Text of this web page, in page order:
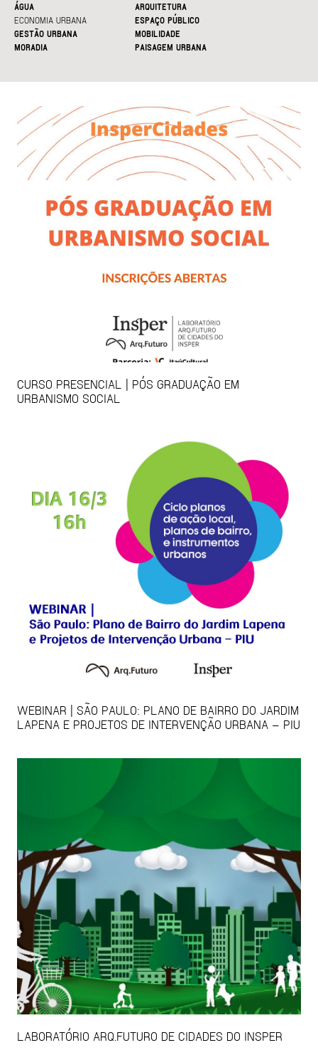
ÁGUA
ARQUITETURA
ECONOMIA URBANA
ESPAÇO PÚBLICO
GESTÃO URBANA
MOBILIDADE
MORADIA
PAISAGEM URBANA
CURSO PRESENCIAL | PÓS GRADUAÇÃO EM
URBANISMO SOCIAL
WEBINAR | SÃO PAULO: PLANO DE BAIRRO DO JARDIM
LAPENA E PROJETOS DE INTERVENÇÃO URBANA – PIU
LABORATÓRIO ARQ.FUTURO DE CIDADES DO INSPER